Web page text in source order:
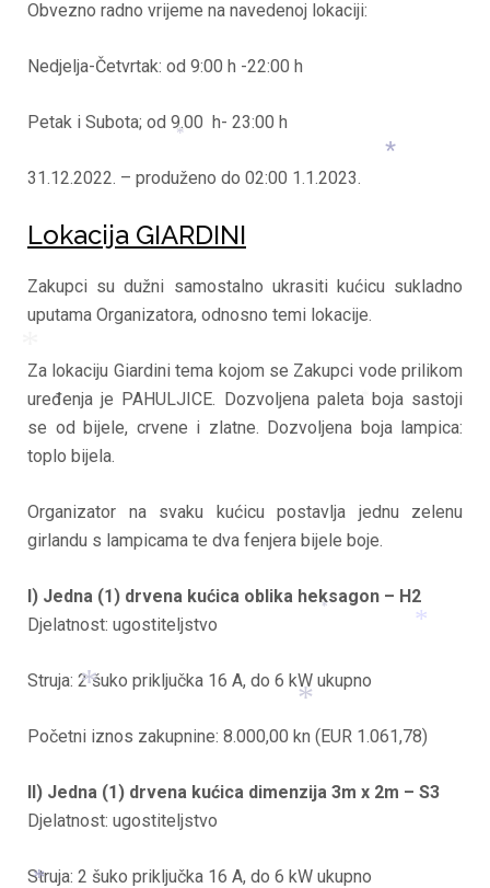
Obvezno radno vrijeme na navedenoj lokaciji:
Nedjelja-Četvrtak: od 9:00 h -22:00 h
Petak i Subota; od 9.00 h- 23:00 h
31.12.2022. – produženo do 02:00 1.1.2023.
Lokacija GIARDINI
Zakupci su dužni samostalno ukrasiti kućicu sukladno
uputama Organizatora, odnosno temi lokacije.
Za lokaciju Giardini tema kojom se Zakupci vode prilikom
uređenja je PAHULJICE. Dozvoljena paleta boja sastoji
se od bijele, crvene i zlatne. Dozvoljena boja lampica:
toplo bijela.
Organizator na svaku kućicu postavlja jednu zelenu
girlandu s lampicama te dva fenjera bijele boje.
I) Jedna (1) drvena kućica oblika heksagon – H2
Djelatnost: ugostiteljstvo
Struja: 2 šuko priključka 16 A, do 6 kW ukupno
Početni iznos zakupnine: 8.000,00 kn (EUR 1.061,78)
II) Jedna (1) drvena kućica dimenzija 3m x 2m – S3
Djelatnost: ugostiteljstvo
Struja: 2 šuko priključka 16 A, do 6 kW ukupno
*
*
*
*